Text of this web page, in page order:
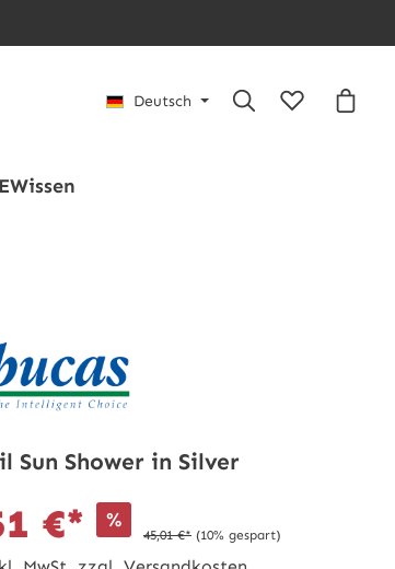
Deutsch
Du hast 0
Wissen
Sun Shower in Silver
€* %
45,01 €* (10% gespart)